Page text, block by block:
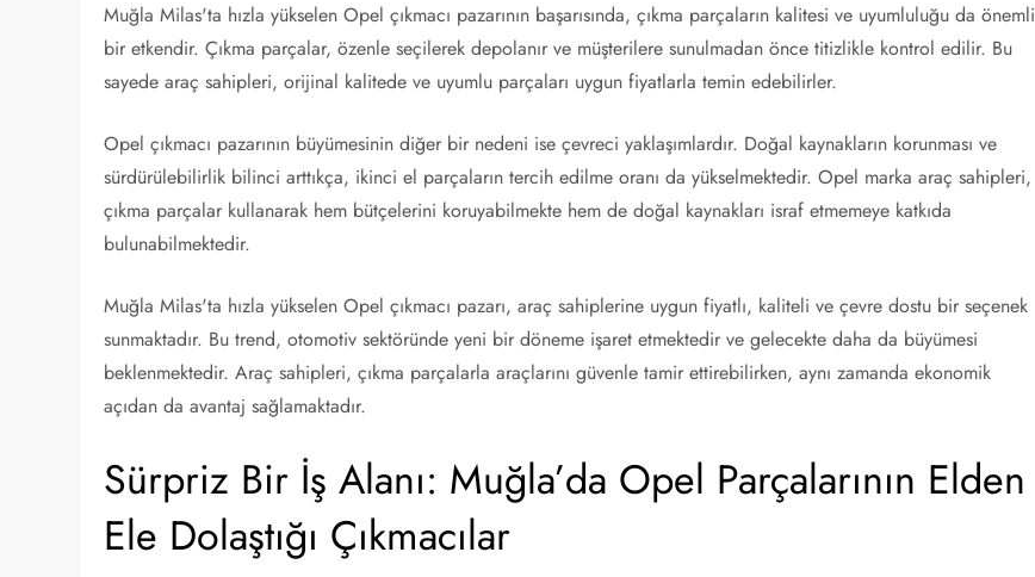
Muğla Milas'ta hızla yükselen Opel çıkmacı pazarının başarısında, çıkma parçaların kalitesi ve uyumluluğu da önemli
bir etkendir. Çıkma parçalar, özenle seçilerek depolanır ve müşterilere sunulmadan önce titizlikle kontrol edilir. Bu
sayede araç sahipleri, orijinal kalitede ve uyumlu parçaları uygun fiyatlarla temin edebilirler.
Opel çıkmacı pazarının büyümesinin diğer bir nedeni ise çevreci yaklaşımlardır. Doğal kaynakların korunması ve
sürdürülebilirlik bilinci arttıkça, ikinci el parçaların tercih edilme oranı da yükselmektedir. Opel marka araç sahipleri,
çıkma parçalar kullanarak hem bütçelerini koruyabilmekte hem de doğal kaynakları israf etmemeye katkıda
bulunabilmektedir.
Muğla Milas'ta hızla yükselen Opel çıkmacı pazarı, araç sahiplerine uygun fiyatlı, kaliteli ve çevre dostu bir seçenek
sunmaktadır. Bu trend, otomotiv sektöründe yeni bir döneme işaret etmektedir ve gelecekte daha da büyümesi
beklenmektedir. Araç sahipleri, çıkma parçalarla araçlarını güvenle tamir ettirebilirken, aynı zamanda ekonomik
açıdan da avantaj sağlamaktadır.
Sürpriz Bir İş Alanı: Muğla’da Opel Parçalarının Elden
Ele Dolaştığı Çıkmacılar